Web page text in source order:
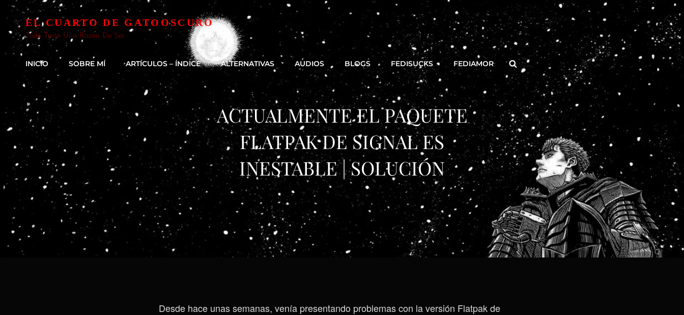
EL CUARTO DE GATOOSCURO
Todo Tiene Una Razón De Ser
INICIO SOBRE MÍ ARTÍCULOS – ÍNDICE ALTERNATIVAS AUDIOS BLOGS FEDISUCKS FEDIAMOR Buscar
ACTUALMENTE EL PAQUETE
FLATPAK DE SIGNAL ES
INESTABLE | SOLUCIÓN
Desde hace unas semanas, venía presentando problemas con la versión Flatpak de